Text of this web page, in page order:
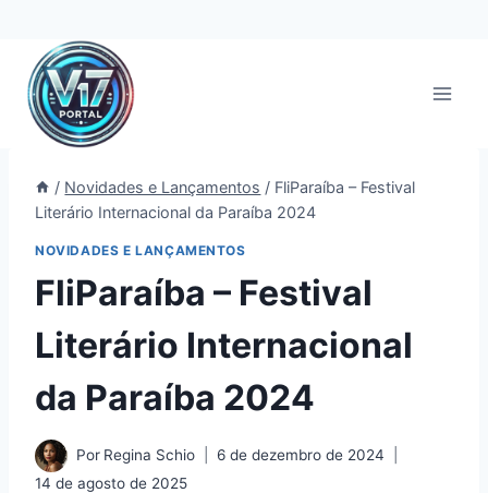
Pular
para
Conteúdo
/ Novidades e Lançamentos / FliParaíba – Festival
Literário Internacional da Paraíba 2024
NOVIDADES E LANÇAMENTOS
FliParaíba – Festival
Literário Internacional
da Paraíba 2024
Por Regina Schio
6 de dezembro de 2024
14 de agosto de 2025